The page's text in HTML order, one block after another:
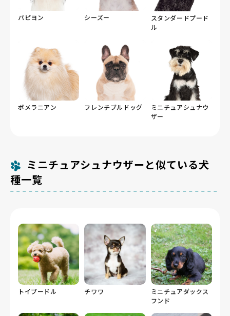
パピヨン シーズー
スタンダードプード
ル
ポメラニアン フレンチブルドッグ
ミニチュアシュナウ
ザー
ミニチュアシュナウザーと似ている犬
種一覧
トイプードル チワワ
ミニチュアダックス
フンド